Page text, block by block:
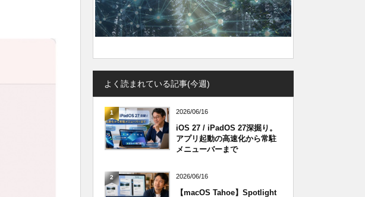
よく読まれている記事(今週)
1 2026/06/16
iOS 27 / iPadOS 27深掘り。
アプリ起動の高速化から常駐
メニューバーまで
2 2026/06/16
【macOS Tahoe】Spotlight